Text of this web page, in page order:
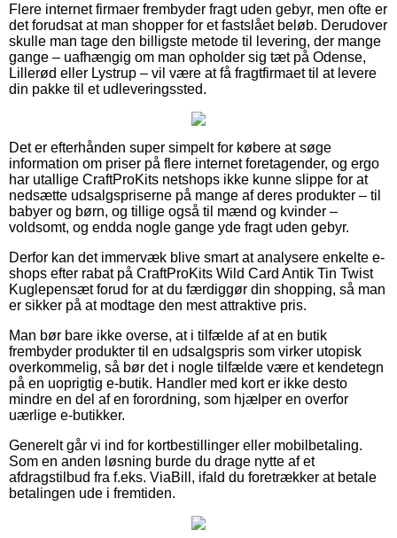
Flere internet firmaer frembyder fragt uden gebyr, men ofte er
det forudsat at man shopper for et fastslået beløb. Derudover
skulle man tage den billigste metode til levering, der mange
gange – uafhængig om man opholder sig tæt på Odense,
Lillerød eller Lystrup – vil være at få fragtfirmaet til at levere
din pakke til et udleveringssted.
Det er efterhånden super simpelt for købere at søge
information om priser på flere internet foretagender, og ergo
har utallige CraftProKits netshops ikke kunne slippe for at
nedsætte udsalgspriserne på mange af deres produkter – til
babyer og børn, og tillige også til mænd og kvinder –
voldsomt, og endda nogle gange yde fragt uden gebyr.
Derfor kan det immervæk blive smart at analysere enkelte e-
shops efter rabat på CraftProKits Wild Card Antik Tin Twist
Kuglepensæt forud for at du færdiggør din shopping, så man
er sikker på at modtage den mest attraktive pris.
Man bør bare ikke overse, at i tilfælde af at en butik
frembyder produkter til en udsalgspris som virker utopisk
overkommelig, så bør det i nogle tilfælde være et kendetegn
på en uoprigtig e-butik. Handler med kort er ikke desto
mindre en del af en forordning, som hjælper en overfor
uærlige e-butikker.
Generelt går vi ind for kortbestillinger eller mobilbetaling.
Som en anden løsning burde du drage nytte af et
afdragstilbud fra f.eks. ViaBill, ifald du foretrækker at betale
betalingen ude i fremtiden.